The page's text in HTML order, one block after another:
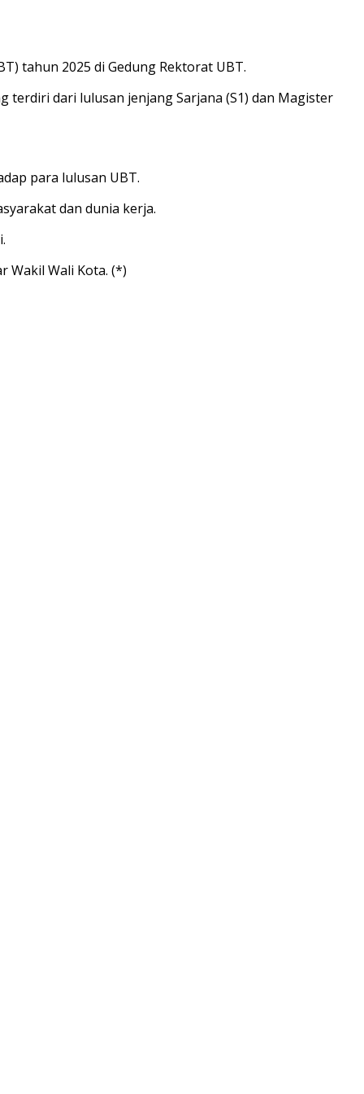
tahun 2025 di Gedung Rektorat UBT.
terdiri dari lulusan jenjang Sarjana (S1) dan Magister
para lulusan UBT.
dan dunia kerja.
Wakil Wali Kota. (*)